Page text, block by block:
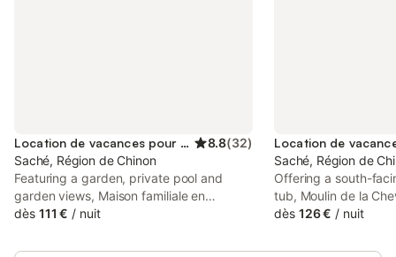
Location de vacances pour 10 personnes 8.8(32)
Saché, Région de Chinon
Featuring a garden, private pool and
garden views, Maison familiale en
Touraine is located in Saché. This
private parking and free WiFi. The
dès 111 € / nuit
Saché, Région de
Offering a south-
tub, Moulin de la
Saché in the Centre
Château d'Azay-le-
dès 126 € / nuit